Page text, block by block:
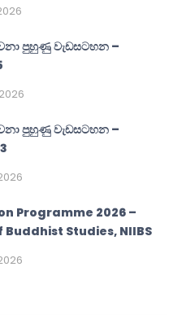
පුහුණු වැඩසටහන –
පුහුණු වැඩසටහන –
Programme 2026 –
Studies, NIIBS